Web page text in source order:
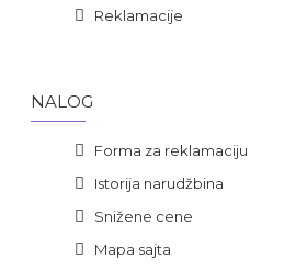
Reklamacije
NALOG
Forma za reklamaciju
Istorija narudžbina
Snižene cene
Mapa sajta